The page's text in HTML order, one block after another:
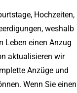
Hochzeiten,
weshalb
Leben einen Anzug
aktualisieren wir
Anzüge und
Wenn Sie einen